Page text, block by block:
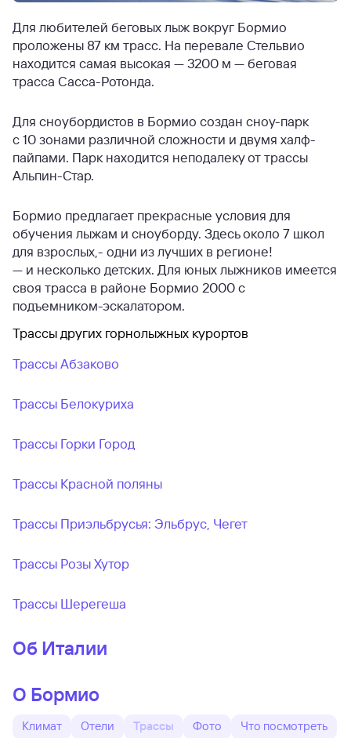
Для любителей беговых лыж вокруг Бормио
проложены 87 км трасс. На перевале Стельвио
находится самая высокая — 3200 м — беговая
трасса Сасса-Ротонда.
Для сноубордистов в Бормио создан сноу-парк
с 10 зонами различной сложности и двумя халф-
пайпами. Парк находится неподалеку от трассы
Альпин-Стар.
Бормио предлагает прекрасные условия для
обучения лыжам и сноуборду. Здесь около 7 школ
для взрослых,- одни из лучших в регионе!
— и несколько детских. Для юных лыжников имеется
своя трасса в районе Бормио 2000 с
подъемником-эскалатором.
Трассы других горнолыжных курортов
Трассы Абзаково
Трассы Белокуриха
Трассы Горки Город
Трассы Красной поляны
Трассы Приэльбрусья: Эльбрус, Чегет
Трассы Розы Хутор
Трассы Шерегеша
Об Италии
О Бормио
Климат Отели Трассы Фото Что посмотреть